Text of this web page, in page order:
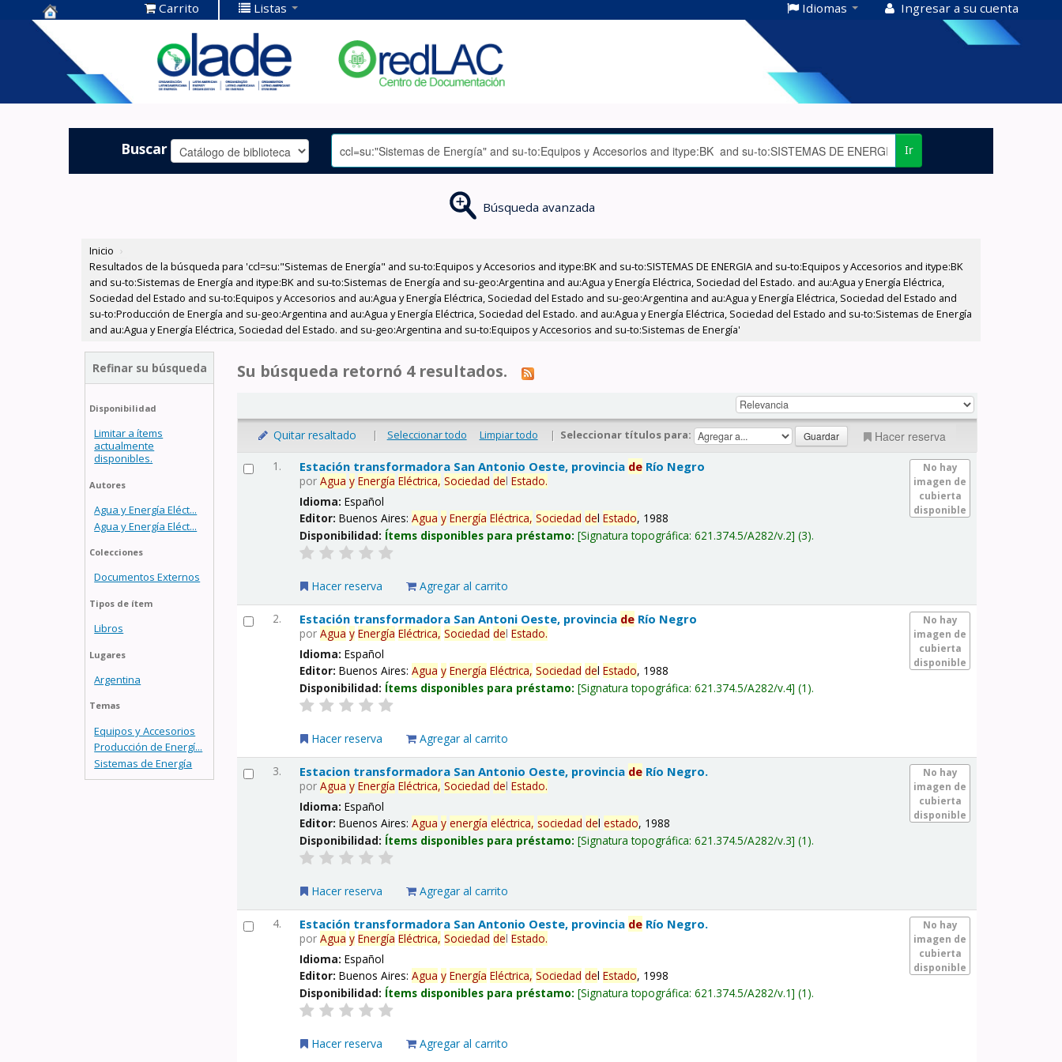
Centro de
Documentación
OLADE -
Carrito Listas Idiomas Ingresar a su cuenta
Buscar Ir
Búsqueda avanzada
Inicio ›
Resultados de la búsqueda para 'ccl=su:"Sistemas de Energía" and su-to:Equipos y Accesorios and itype:BK and su-to:SISTEMAS DE ENERGIA and su-to:Equipos y Accesorios and itype:BK
and su-to:Sistemas de Energía and itype:BK and su-to:Sistemas de Energía and su-geo:Argentina and au:Agua y Energía Eléctrica, Sociedad del Estado. and au:Agua y Energía Eléctrica,
Sociedad del Estado and su-to:Equipos y Accesorios and au:Agua y Energía Eléctrica, Sociedad del Estado and su-geo:Argentina and au:Agua y Energía Eléctrica, Sociedad del Estado and
su-to:Producción de Energía and su-geo:Argentina and au:Agua y Energía Eléctrica, Sociedad del Estado. and au:Agua y Energía Eléctrica, Sociedad del Estado and su-to:Sistemas de Energía
and au:Agua y Energía Eléctrica, Sociedad del Estado. and su-geo:Argentina and su-to:Equipos y Accesorios and su-to:Sistemas de Energía'
Refinar su búsqueda
Disponibilidad
Limitar a ítems
actualmente
disponibles.
Autores
Agua y Energía Eléct...
Agua y Energía Eléct...
Colecciones
Documentos Externos
Tipos de ítem
Libros
Lugares
Argentina
Temas
Equipos y Accesorios
Producción de Energí...
Sistemas de Energía
Su búsqueda retornó 4 resultados.
Quitar resaltado | Seleccionar todo Limpiar todo | Seleccionar títulos para: Hacer reserva
1.
No hay
imagen de
cubierta
disponible
Estación transformadora San Antonio Oeste, provincia de Río Negro
porAgua y Energía Eléctrica, Sociedad delEstado.
Idioma:Español
Editor:Buenos Aires:Agua y Energía Eléctrica, Sociedad delEstado, 1988
Disponibilidad: Ítems disponibles para préstamo: Signatura topográfica:621.374.5/A282/v.2 (3).
Hacer reserva Agregar al carrito
2.
No hay
imagen de
cubierta
disponible
Estación transformadora San Antoni Oeste, provincia de Río Negro
porAgua y Energía Eléctrica, Sociedad delEstado.
Idioma:Español
Editor:Buenos Aires:Agua y Energía Eléctrica, Sociedad delEstado, 1988
Disponibilidad: Ítems disponibles para préstamo: Signatura topográfica:621.374.5/A282/v.4 (1).
Hacer reserva Agregar al carrito
3.
No hay
imagen de
cubierta
disponible
Estacion transformadora San Antonio Oeste, provincia de Río Negro.
porAgua y Energía Eléctrica, Sociedad delEstado.
Idioma:Español
Editor:Buenos Aires:Agua y energía eléctrica, sociedad delestado, 1988
Disponibilidad: Ítems disponibles para préstamo: Signatura topográfica:621.374.5/A282/v.3 (1).
Hacer reserva Agregar al carrito
4.
No hay
imagen de
cubierta
disponible
Estación transformadora San Antonio Oeste, provincia de Río Negro.
porAgua y Energía Eléctrica, Sociedad delEstado.
Idioma:Español
Editor:Buenos Aires:Agua y Energía Eléctrica, Sociedad delEstado, 1998
Disponibilidad: Ítems disponibles para préstamo: Signatura topográfica:621.374.5/A282/v.1 (1).
Hacer reserva Agregar al carrito